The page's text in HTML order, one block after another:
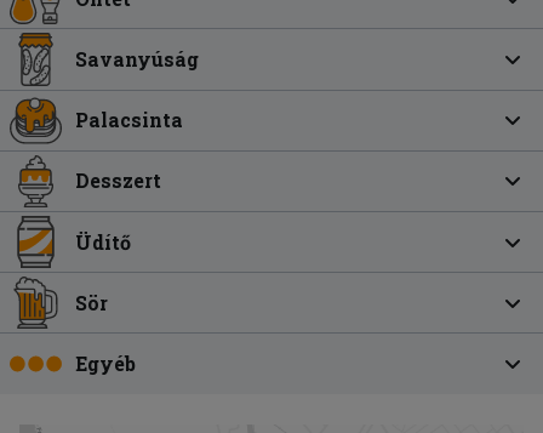
Savanyúság
Palacsinta
Desszert
Üdítő
Sör
Egyéb